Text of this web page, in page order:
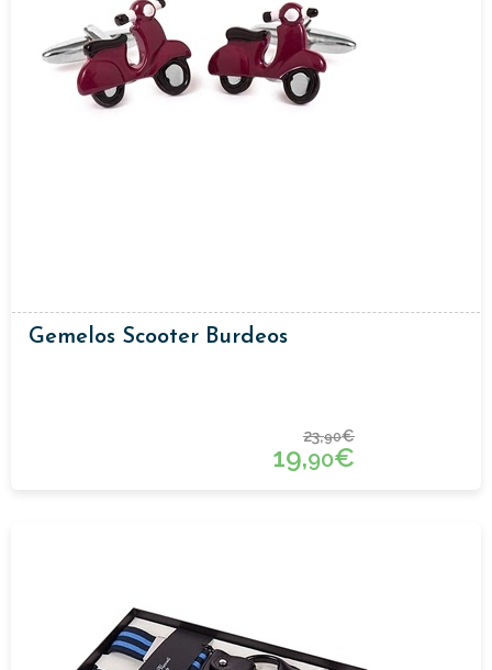
Gemelos Scooter Burdeos
23,90€
19,90€